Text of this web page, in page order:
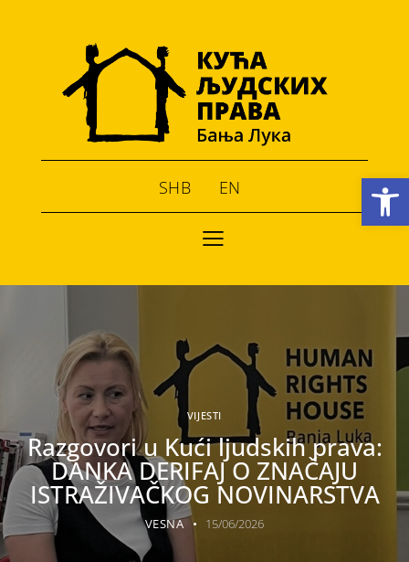
Open toolbar
SHB EN
VIJESTI
Razgovori u Kući ljudskih prava:
DANKA DERIFAJ O ZNAČAJU
ISTRAŽIVAČKOG NOVINARSTVA
VESNA 15/06/2026